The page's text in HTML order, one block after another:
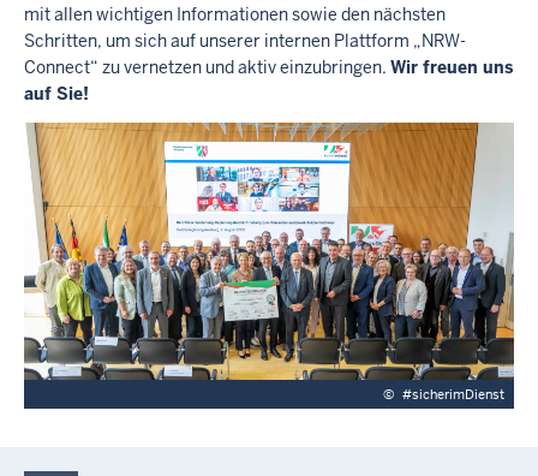
mit allen wichtigen Informationen sowie den nächsten
Schritten, um sich auf unserer internen Plattform „NRW-
Connect“ zu vernetzen und aktiv einzubringen. Wir freuen uns
auf Sie!
© #sicherimDienst